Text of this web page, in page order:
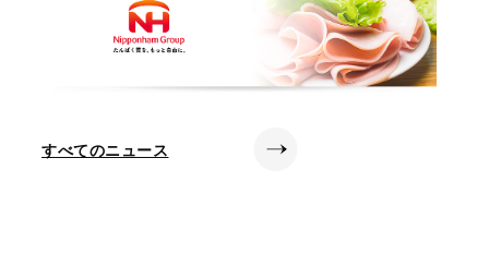
すべてのニュース